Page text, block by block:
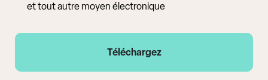
et tout autre moyen électronique